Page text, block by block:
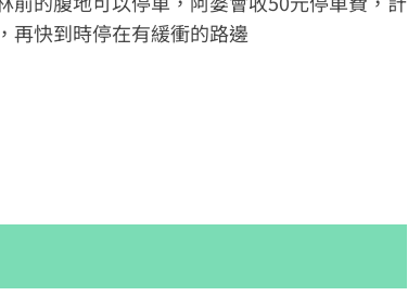
再快到時停在有緩衝的路邊